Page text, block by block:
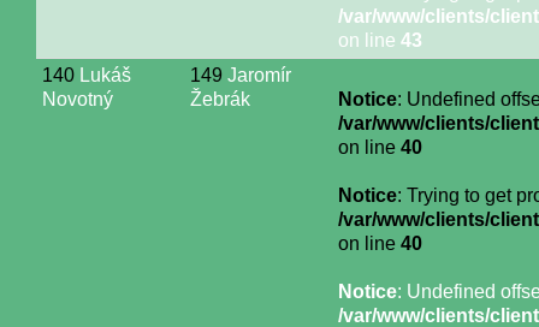
/var/www/clients/
on line 43
140 Lukáš
Novotný
149 Jaromír
Žebrák
Notice: Undefined
/var/www/clients/
on line 40
Notice: Trying to get
/var/www/clients/
on line 40
Notice: Undefined
/var/www/clients/